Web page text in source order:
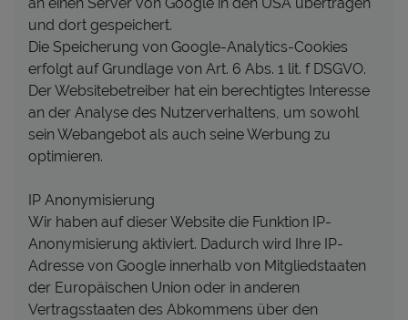
und dort gespeichert.
Die Speicherung von Google-Analytics-Cookies
erfolgt auf Grundlage von Art. 6 Abs. 1 lit. f DSGVO.
Der Websitebetreiber hat ein berechtigtes Interesse
an der Analyse des Nutzerverhaltens, um sowohl
sein Webangebot als auch seine Werbung zu
optimieren.
IP Anonymisierung
Wir haben auf dieser Website die Funktion IP-
Anonymisierung aktiviert. Dadurch wird Ihre IP-
Adresse von Google innerhalb von Mitgliedstaaten
der Europäischen Union oder in anderen
Vertragsstaaten des Abkommens über den